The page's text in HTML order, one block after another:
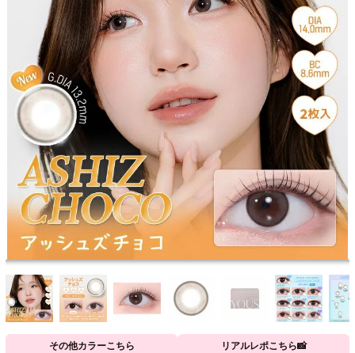
その他カラーこちら リアルレポこちら📸